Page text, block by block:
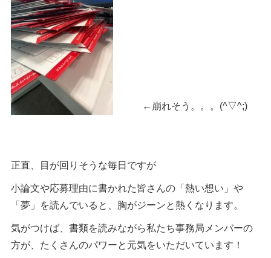
←崩れそう。。。(^▽^;)
正直、目が回りそうな毎日ですが
小論文や応募理由に書かれた皆さんの「熱い想い」や
「夢」を読んでいると、胸がジーンと熱くなります。
気がつけば、書類を読みながら私たち事務局メンバーの
方が、たくさんのパワーと元気をいただいています！